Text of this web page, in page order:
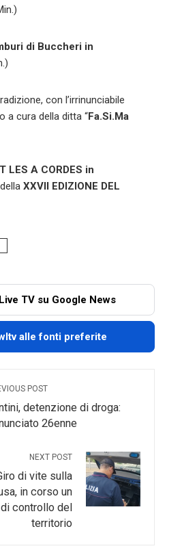
di Buccheri in
con l’irrinunciabile
a cura della ditta “Fa.Si.Ma
LES A CORDES in
XXVII EDIZIONE DEL
TV su Google News
alle fonti preferite
POST
detenzione di droga:
26enne
NEXT POST
di vite sulla
in corso un
controllo del
territorio